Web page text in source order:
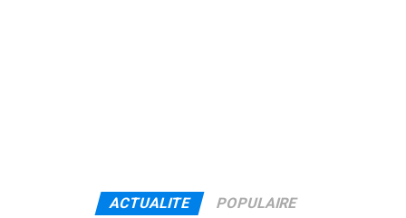
ACTUALITE POPULAIRE